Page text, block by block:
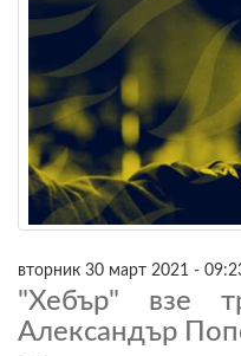
вторник 30 март 2021 -
"Хебър" взе
Александър